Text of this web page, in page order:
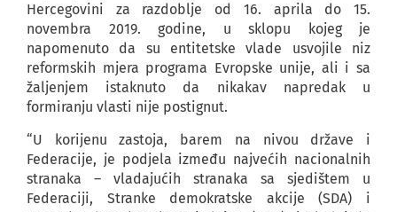
Hercegovini za razdoblje od 16. aprila do 15.
novembra 2019. godine, u sklopu kojeg je
napomenuto da su entitetske vlade usvojile niz
reformskih mjera programa Evropske unije, ali i sa
žaljenjem istaknuto da nikakav napredak u
formiranju vlasti nije postignut.
“U korijenu zastoja, barem na nivou države i
Federacije, je podjela između najvećih nacionalnih
stranaka – vladajućih stranaka sa sjedištem u
Federaciji, Stranke demokratske akcije (SDA) i